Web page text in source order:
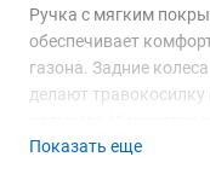
Ручка с мягким
обеспечивает
газона. Задние
делают
своевременно
Показать еще